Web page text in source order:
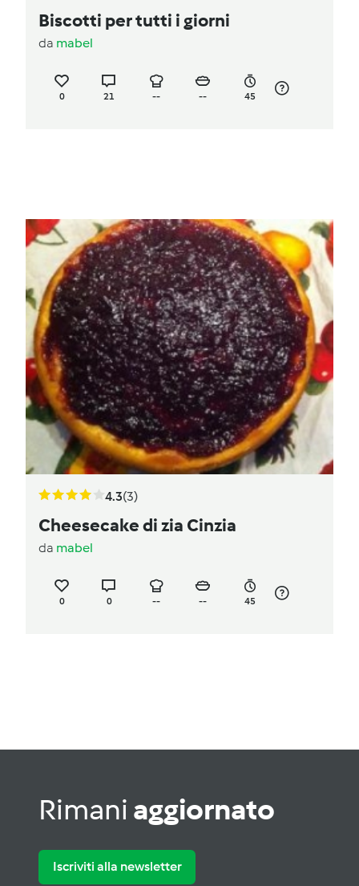
Biscotti per tutti i giorni
da mabel
0 21 -- -- 45
4.3(3)
Cheesecake di zia Cinzia
da mabel
0 0 -- -- 45
Rimani aggiornato
Iscriviti alla newsletter